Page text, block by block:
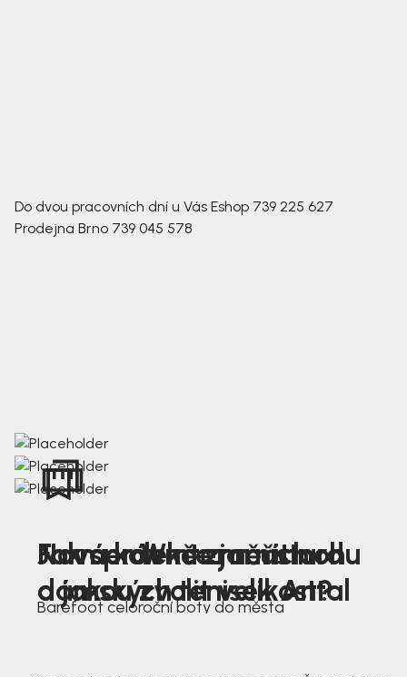
Do dvou pracovních dní u Vás Eshop 739 225 627
Prodejna Brno 739 045 578
Nová kolekce jarních
dámských tenisek Antal
Jak správně změřit nohu
a jakou zvolit velikost?
Farmer Winter mustard
Barefoot celoroční boty do města